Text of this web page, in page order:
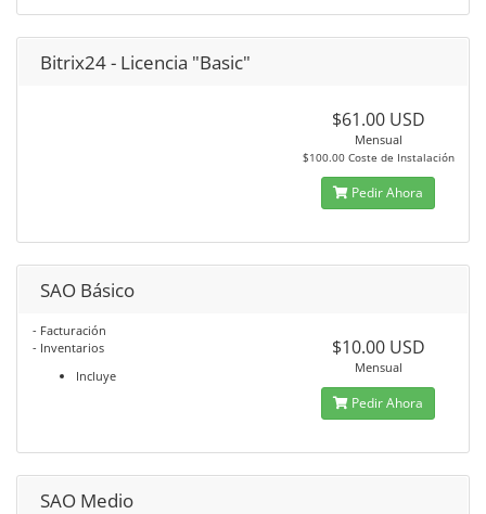
Bitrix24 - Licencia "Basic"
$61.00 USD
Mensual
$100.00 Coste de Instalación
Pedir Ahora
SAO Básico
- Facturación
- Inventarios
Incluye
$10.00 USD
Mensual
Pedir Ahora
SAO Medio